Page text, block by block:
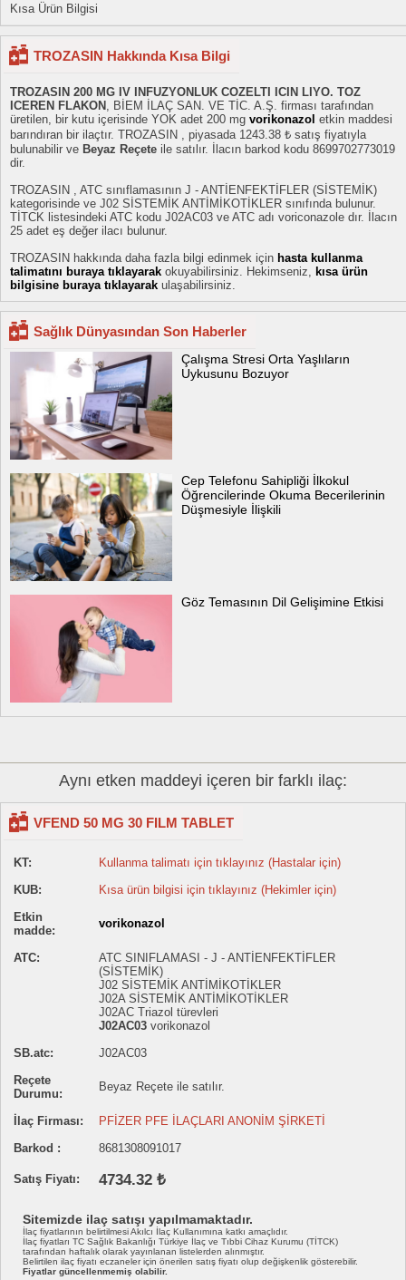
Kısa Ürün Bilgisi
TROZASIN Hakkında Kısa Bilgi
TROZASIN 200 MG IV INFUZYONLUK COZELTI ICIN LIYO. TOZ
ICEREN FLAKON
, BİEM İLAÇ SAN. VE TİC. A.Ş. firması tarafından
üretilen, bir kutu içerisinde YOK adet 200 mg vorikonazol etkin maddesi
barındıran bir ilaçtır. TROZASIN , piyasada 1243.38 ₺ satış fiyatıyla
bulunabilir ve Beyaz Reçete ile satılır. İlacın barkod kodu 8699702773019
dir.
TROZASIN , ATC sınıflamasının J - ANTİENFEKTİFLER (SİSTEMİK)
kategorisinde ve J02 SİSTEMİK ANTİMİKOTİKLER sınıfında bulunur.
TİTCK listesindeki ATC kodu J02AC03 ve ATC adı voriconazole dır. İlacın
25 adet eş değer ilacı bulunur.
TROZASIN hakkında daha fazla bilgi edinmek için hasta kullanma
talimatını buraya tıklayarak okuyabilirsiniz. Hekimseniz,
kısa ürün
bilgisine buraya tıklayarak ulaşabilirsiniz.
Sağlık Dünyasından Son Haberler
Çalışma Stresi Orta Yaşlıların
Uykusunu Bozuyor
Cep Telefonu Sahipliği İlkokul
Öğrencilerinde Okuma Becerilerinin
Düşmesiyle İlişkili
Göz Temasının Dil Gelişimine Etkisi
Aynı etken maddeyi içeren bir farklı ilaç:
VFEND 50 MG 30 FILM TABLET
KT:
Kullanma talimatı için tıklayınız (Hastalar için)
KUB:
Kısa ürün bilgisi için tıklayınız (Hekimler için)
Etkin
madde:
vorikonazol
ATC:
ATC SINIFLAMASI - J - ANTİENFEKTİFLER
(SİSTEMİK)
J02 SİSTEMİK ANTİMİKOTİKLER
J02A SİSTEMİK ANTİMİKOTİKLER
J02AC Triazol türevleri
J02AC03 vorikonazol
SB.atc:
J02AC03
Reçete
Durumu:
Beyaz Reçete ile satılır.
İlaç Firması:
PFİZER PFE İLAÇLARI ANONİM ŞİRKETİ
Barkod :
8681308091017
Satış Fiyatı: 4734.32 ₺
Sitemizde ilaç satışı yapılmamaktadır.
İlaç fiyatlarının belirtilmesi Akılcı İlaç Kullanımına katkı amaçlıdır.
İlaç fiyatları TC Sağlık Bakanlığı Türkiye İlaç ve Tıbbi Cihaz Kurumu (TİTCK)
tarafından haftalık olarak yayınlanan listelerden alınmıştır.
Belirtilen ilaç fiyatı eczaneler için önerilen satış fiyatı olup değişkenlik gösterebilir.
Fiyatlar güncellenmemiş olabilir.